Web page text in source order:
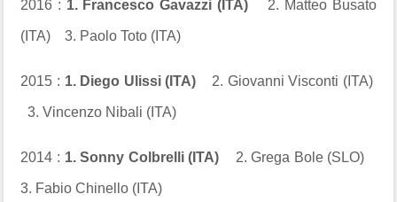
2016 : 1. Francesco Gavazzi (ITA)2. Matteo Busato
(ITA) 3. Paolo Toto (ITA)
2015 : 1. Diego Ulissi (ITA) 2. Giovanni Visconti (ITA)
3. Vincenzo Nibali (ITA)
2014 : 1. Sonny Colbrelli (ITA) 2. Grega Bole (SLO)
3. Fabio Chinello (ITA)